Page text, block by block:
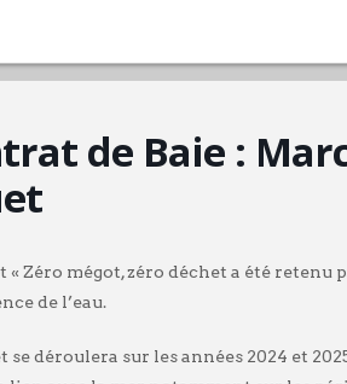
de Baie :
« Zéro mégot, zéro déchet a été retenu
de l’eau.
se déroulera sur les années 2024 et